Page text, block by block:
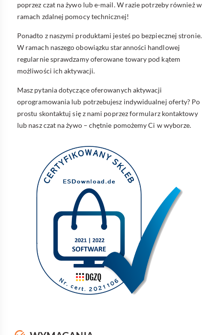
poprzez czat na żywo lub e-mail. W razie potrzeby również w
ramach zdalnej pomocy technicznej!
Ponadto z naszymi produktami jesteś po bezpiecznej stronie.
W ramach naszego obowiązku staranności handlowej
regularnie sprawdzamy oferowane towary pod kątem
możliwości ich aktywacji.
Masz pytania dotyczące oferowanych aktywacji
oprogramowania lub potrzebujesz indywidualnej oferty? Po
prostu skontaktuj się z nami poprzez formularz kontaktowy
lub nasz czat na żywo – chętnie pomożemy Ci w wyborze.